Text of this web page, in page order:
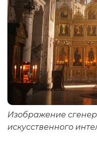
Изображение
искусственного